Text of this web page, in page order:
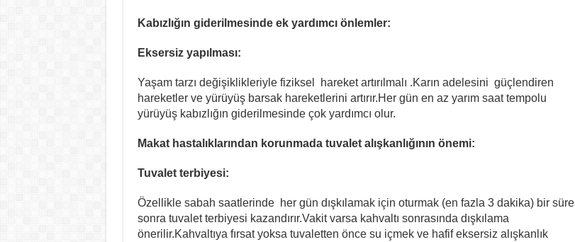
Kabızlığın giderilmesinde ek yardımcı önlemler:
Eksersiz yapılması:
Yaşam tarzı değişiklikleriyle fiziksel hareket artırılmalı .Karın adelesini güçlendiren
hareketler ve yürüyüş barsak hareketlerini artırır.Her gün en az yarım saat tempolu
yürüyüş kabızlığın giderilmesinde çok yardımcı olur.
Makat hastalıklarından korunmada tuvalet alışkanlığının önemi:
Tuvalet terbiyesi:
Özellikle sabah saatlerinde her gün dışkılamak için oturmak (en fazla 3 dakika) bir süre
sonra tuvalet terbiyesi kazandırır.Vakit varsa kahvaltı sonrasında dışkılama
önerilir.Kahvaltıya fırsat yoksa tuvaletten önce su içmek ve hafif eksersiz alışkanlık